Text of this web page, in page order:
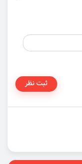
ثبت نظر